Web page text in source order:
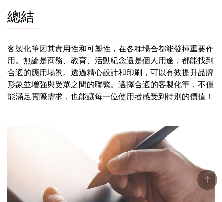
總結
客製化筆因其實用性和可塑性，在各種場合都能發揮重要作
用。無論是商務、教育、活動紀念還是個人用途，都能找到
合適的應用場景。透過精心設計和印刷，可以有效提升品牌
形象並增強與受眾之間的聯繫。選擇合適的客製化筆，不僅
能滿足實際需求，也能讓每一位使用者感受到特別的價值！